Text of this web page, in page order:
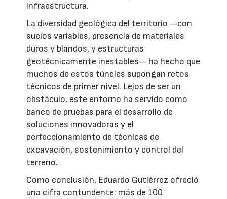
infraestructura.
La diversidad geológica del territorio —con
suelos variables, presencia de materiales
duros y blandos, y estructuras
geotécnicamente inestables— ha hecho que
muchos de estos túneles supongan retos
técnicos de primer nivel. Lejos de ser un
obstáculo, este entorno ha servido como
banco de pruebas para el desarrollo de
soluciones innovadoras y el
perfeccionamiento de técnicas de
excavación, sostenimiento y control del
terreno.
Como conclusión, Eduardo Gutiérrez ofreció
una cifra contundente: más de 100